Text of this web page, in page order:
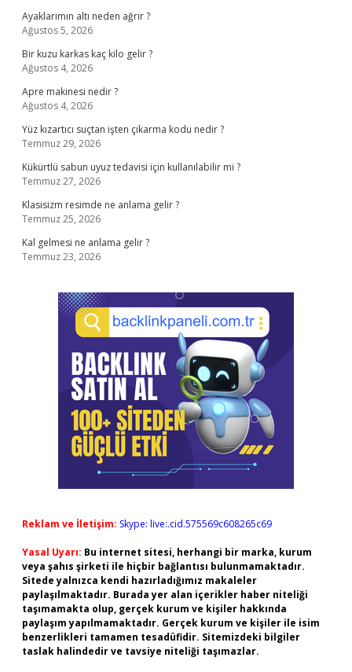
Ayaklarımın altı neden ağrır ?
Ağustos 5, 2026
Bir kuzu karkas kaç kilo gelir ?
Ağustos 4, 2026
Apre makinesi nedir ?
Ağustos 4, 2026
Yüz kızartıcı suçtan işten çıkarma kodu nedir ?
Temmuz 29, 2026
Kükürtlü sabun uyuz tedavisi için kullanılabilir mi ?
Temmuz 27, 2026
Klasisizm resimde ne anlama gelir ?
Temmuz 25, 2026
Kal gelmesi ne anlama gelir ?
Temmuz 23, 2026
Reklam ve İletişim: Skype: live:.cid.575569c608265c69
Yasal Uyarı: Bu internet sitesi, herhangi bir marka, kurum
veya şahıs şirketi ile hiçbir bağlantısı bulunmamaktadır.
Sitede yalnızca kendi hazırladığımız makaleler
paylaşılmaktadır. Burada yer alan içerikler haber niteliği
taşımamakta olup, gerçek kurum ve kişiler hakkında
paylaşım yapılmamaktadır. Gerçek kurum ve kişiler ile isim
benzerlikleri tamamen tesadüfidir. Sitemizdeki bilgiler
taslak halindedir ve tavsiye niteliği taşımazlar.